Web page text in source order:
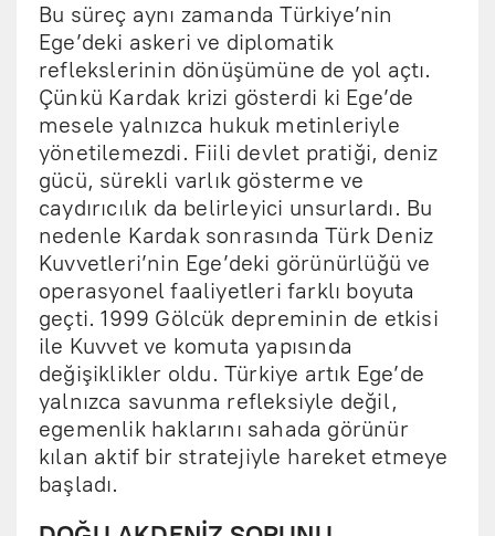
Bu süreç aynı zamanda Türkiye’nin
Ege’deki askeri ve diplomatik
reflekslerinin dönüşümüne de yol açtı.
Çünkü Kardak krizi gösterdi ki Ege’de
mesele yalnızca hukuk metinleriyle
yönetilemezdi. Fiili devlet pratiği, deniz
gücü, sürekli varlık gösterme ve
caydırıcılık da belirleyici unsurlardı. Bu
nedenle Kardak sonrasında Türk Deniz
Kuvvetleri’nin Ege’deki görünürlüğü ve
operasyonel faaliyetleri farklı boyuta
geçti. 1999 Gölcük depreminin de etkisi
ile Kuvvet ve komuta yapısında
değişiklikler oldu. Türkiye artık Ege’de
yalnızca savunma refleksiyle değil,
egemenlik haklarını sahada görünür
kılan aktif bir stratejiyle hareket etmeye
başladı.